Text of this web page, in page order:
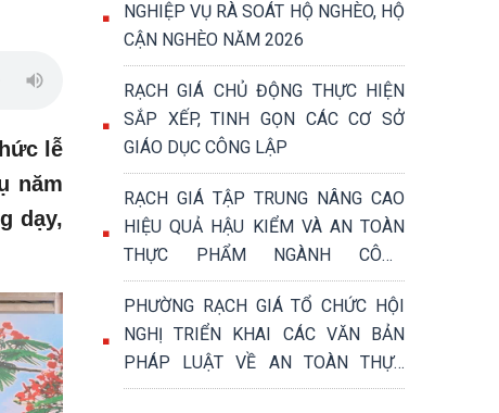
lễ
năm
dạy,
NGHIỆP VỤ RÀ SOÁT HỘ NGHÈO, HỘ
CẬN NGHÈO NĂM 2026
RẠCH GIÁ CHỦ ĐỘNG THỰC HIỆN
SẮP XẾP, TINH GỌN CÁC CƠ SỞ
GIÁO DỤC CÔNG LẬP
RẠCH GIÁ TẬP TRUNG NÂNG CAO
HIỆU QUẢ HẬU KIỂM VÀ AN TOÀN
THỰC PHẨM NGÀNH CÔNG
THƯƠNG
PHƯỜNG RẠCH GIÁ TỔ CHỨC HỘI
NGHỊ TRIỂN KHAI CÁC VĂN BẢN
PHÁP LUẬT VỀ AN TOÀN THỰC
PHẨM NĂM 2026